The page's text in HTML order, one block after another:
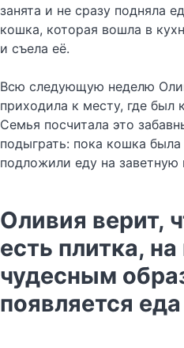
занята и не сразу подняла
кошка, которая вошла в
и съела её.
Всю следующую неделю
приходила к месту, где был
Семья посчитала это
подыграть: пока кошка
подложили еду на заветную
Оливия верит,
есть плитка,
чудесным
появляется еда